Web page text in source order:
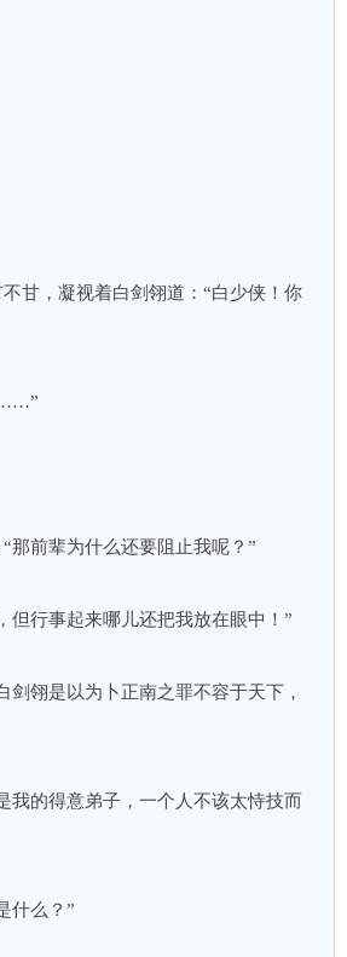
甘，凝视着白剑翎道：“白少侠！你
那前辈为什么还要阻止我呢？”
但行事起来哪儿还把我放在眼中！”
翎是以为卜正南之罪不容于天下，
我的得意弟子，一个人不该太恃技而
什么？”